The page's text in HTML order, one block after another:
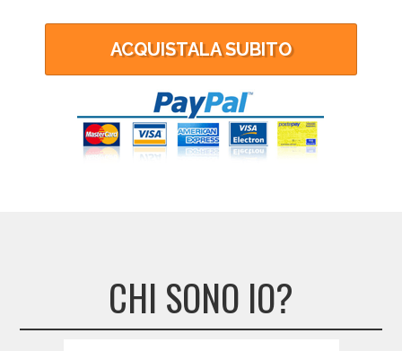
ACQUISTALA SUBITO
CHI SONO IO?